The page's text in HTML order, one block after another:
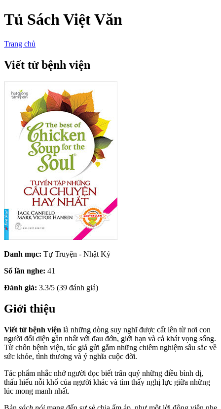
Tủ Sách Việt Văn
Trang chủ
Viết từ bệnh viện
Danh mục: Tự Truyện - Nhật Ký
Số lần nghe: 41
Đánh giá: 3.3/5 (39 đánh giá)
Giới thiệu
Viết từ bệnh viện là những dòng suy nghĩ được cất lên từ nơi con
người đối diện gần nhất với đau đớn, giới hạn và cả khát vọng sống.
Từ chốn bệnh viện, tác giả gửi gắm những chiêm nghiệm sâu sắc về
sức khỏe, tình thương và ý nghĩa cuộc đời.
Tác phẩm nhắc nhở người đọc biết trân quý những điều bình dị,
thấu hiểu nỗi khổ của người khác và tìm thấy nghị lực giữa những
lúc mong manh nhất.